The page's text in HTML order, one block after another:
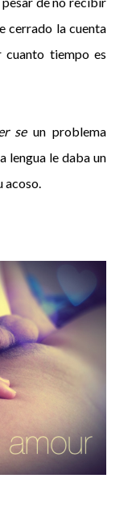
cerrado la cuenta
cuanto tiempo es
seun problema
lengua le daba un